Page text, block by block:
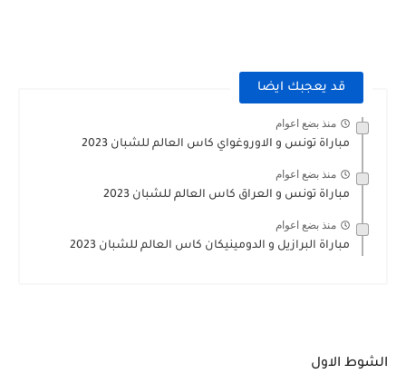
قد يعجبك ايضا
منذ بضع اعوام
مباراة تونس و الاوروغواي كاس العالم للشبان 2023
منذ بضع اعوام
مباراة تونس و العراق كاس العالم للشبان 2023
منذ بضع اعوام
مباراة البرازيل و الدومينيكان كاس العالم للشبان 2023
الشوط الاول